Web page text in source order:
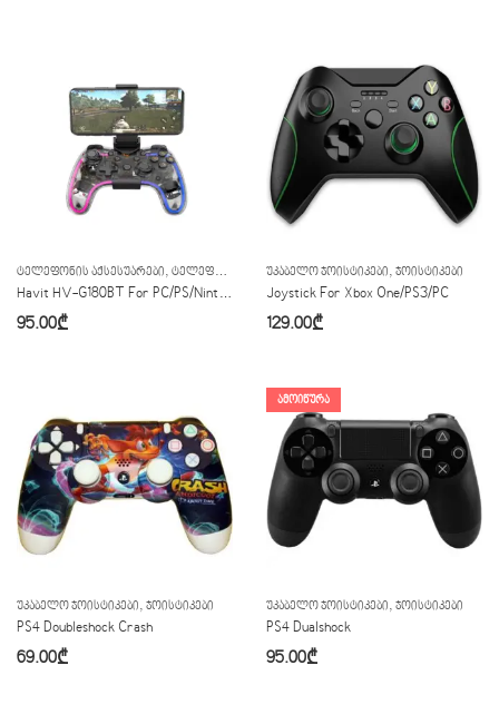
ᲢᲔᲚᲔᲤᲝᲜᲘᲡ ᲐᲥᲡᲔᲡᲣᲐᲠᲔᲑᲘ, ᲢᲔᲚᲔᲤᲝᲜᲘᲡ ᲯᲝᲘᲡᲢᲘᲙᲔᲑᲘ ,ᲣᲙᲐᲑᲔᲚᲝ ᲯᲝᲘᲡᲢᲘᲙᲔᲑᲘ,
Havit HV-G180BT For PC/PS/Nintendo/Android/Ios
95.00₾
ᲣᲙᲐᲑᲔᲚᲝ ᲯᲝᲘᲡᲢᲘᲙᲔᲑᲘ, ᲯᲝᲘᲡᲢᲘᲙᲔᲑᲘ
Joystick For Xbox One/PS3/PC
129.00₾
ᲣᲙᲐᲑᲔᲚᲝ ᲯᲝᲘᲡᲢᲘᲙᲔᲑᲘ, ᲯᲝᲘᲡᲢᲘᲙᲔᲑᲘ
PS4 Doubleshock Crash
69.00₾
ᲐᲛᲝᲘᲬᲣᲠᲐ
ᲣᲙᲐᲑᲔᲚᲝ ᲯᲝᲘᲡᲢᲘᲙᲔᲑᲘ, ᲯᲝᲘᲡᲢᲘᲙᲔᲑᲘ
PS4 Dualshock
95.00₾